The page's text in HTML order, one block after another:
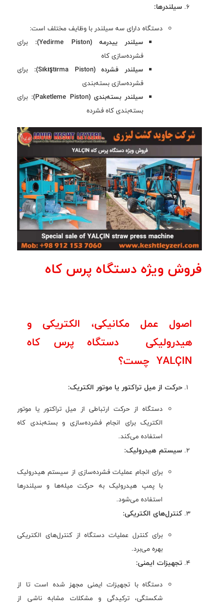
سیلندرها:
دستگاه دارای سه سیلندر با وظایف مختلف است:
سیلندر ییدرمه (Yedirme Piston):
برای
فشرده‌سازی کاه
سیلندر فشرده (Sıkıştırma Piston):
برای
فشرده‌سازی بسته‌بندی
سیلندر بسته‌بندی (Paketleme Piston):
برای
بسته‌بندی کاه فشرده
فروش ویژه دستگاه پرس کاه
اصول عمل مکانیکی، الکتریکی و
هیدرولیکی دستگاه پرس کاه
YALÇIN چست؟
حرکت از میل تراکتور یا موتور الکتریک:
دستگاه از حرکت ارتباطی از میل تراکتور یا موتور
الکتریک برای انجام فشرده‌سازی و بسته‌بندی کاه
استفاده می‌کند.
سیستم هیدرولیک:
برای انجام عملیات فشرده‌سازی از سیستم هیدرولیک
با پمپ هیدرولیک به حرکت میله‌ها و سیلندرها
استفاده می‌شود.
کنترل‌های الکتریکی:
برای کنترل عملیات دستگاه از کنترل‌های الکتریکی
بهره می‌برد.
تجهیزات ایمنی:
دستگاه با تجهیزات ایمنی مجهز شده است تا از
شکستگی، ترکیدگی و مشکلات مشابه ناشی از